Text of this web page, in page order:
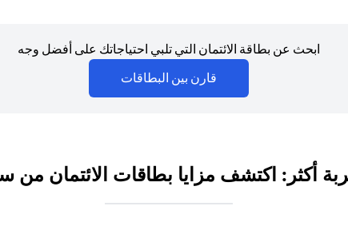
ابحث عن بطاقة الائتمان التي تلبي احتياجاتك على أفضل وجه
قارن بين البطاقات
أكثر: اكتشف مزايا بطاقات الائتمان من